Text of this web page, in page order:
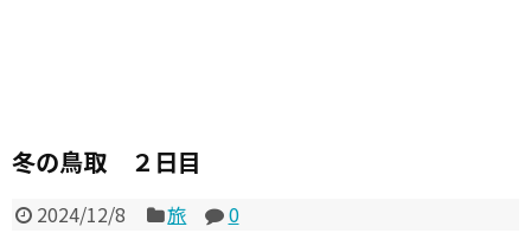
冬の鳥取 ２日目
2024/12/8 旅 0